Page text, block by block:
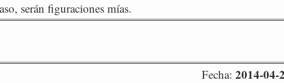
serán figuraciones mías.
Fecha: 2014-04-